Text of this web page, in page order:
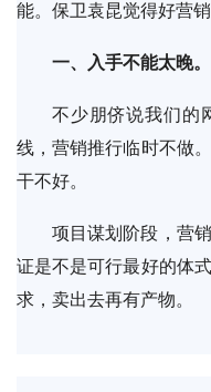
能。保卫袁昆觉得好营
一、入手不能太晚。
不少朋侪说我们的
线，营销推行临时不做
干不好。
项目谋划阶段，营
证是不是可行最好的体
求，卖出去再有产物。